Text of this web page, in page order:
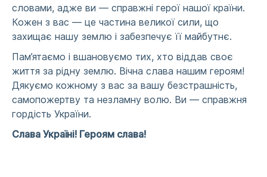
словами, адже ви — справжні герої нашої країни.
Кожен з вас — це частина великої сили, що
захищає нашу землю і забезпечує її майбутнє.
Пам’ятаємо і вшановуємо тих, хто віддав своє
життя за рідну землю. Вічна слава нашим героям!
Дякуємо кожному з вас за вашу безстрашність,
самопожертву та незламну волю. Ви — справжня
гордість України.
Слава Україні! Героям слава!